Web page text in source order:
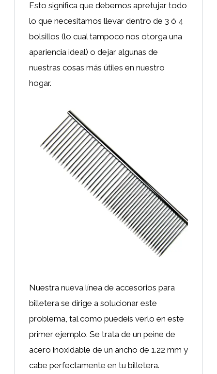
Esto significa que debemos apretujar todo
lo que necesitamos llevar dentro de 3 ó 4
bolsillos (lo cual tampoco nos otorga una
apariencia ideal) o dejar algunas de
nuestras cosas más útiles en nuestro
hogar.
Nuestra nueva línea de accesorios para
billetera se dirige a solucionar este
problema, tal como puedeis verlo en este
primer ejemplo. Se trata de un peine de
acero inoxidable de un ancho de 1.22 mm y
cabe perfectamente en tu billetera.